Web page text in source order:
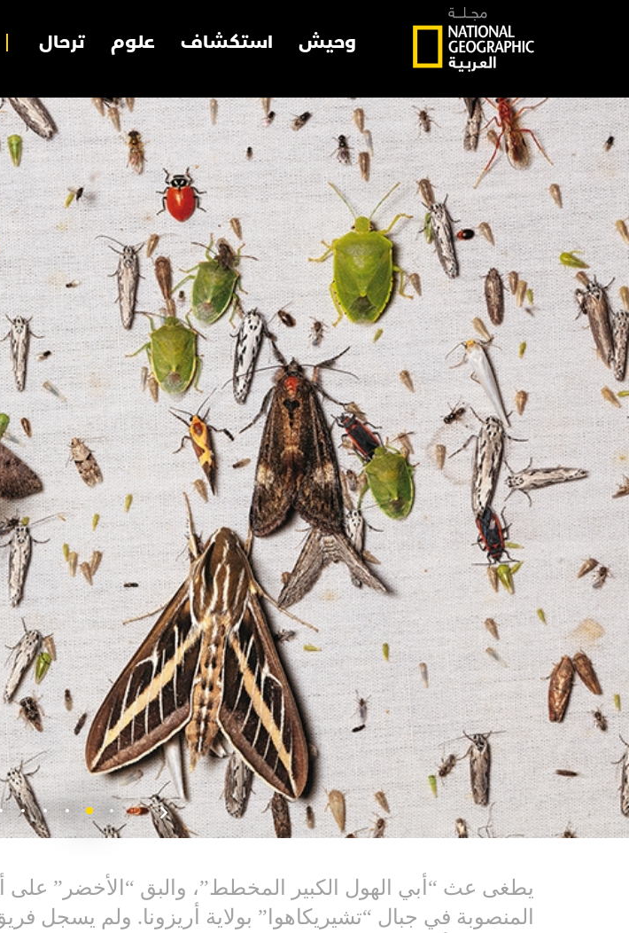
وحيش استكشاف علوم ترحال
يطغى عث “أبي الهول الكبير المخطط”، والبق “الأخضر”
المنصوبة في جبال “تشيريكاهوا” بولاية أريزونا. ولم يسجل